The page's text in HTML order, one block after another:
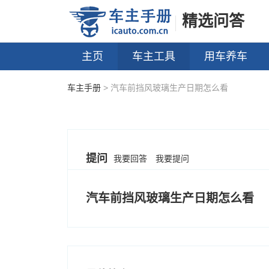
精选问答
主页 车主工具 用车养车
车主手册 > 汽车前挡风玻璃生产日期怎么看
提问 我要回答 我要提问
汽车前挡风玻璃生产日期怎么看